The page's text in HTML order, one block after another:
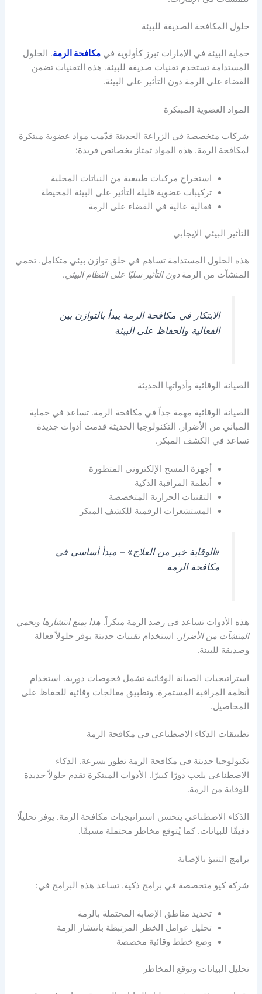
حلول المكافحة الصديقة للبيئة
حماية البيئة في الإمارات تبرز كأولوية فيمكافحة الرمة. الحلول
المستدامة تستخدم تقنيات صديقة للبيئة. هذه التقنيات تضمن
القضاء على الرمة دون التأثير على البيئة.
المواد العضوية المبتكرة
شركات متخصصة في الزراعة الحديثة قدّمت مواد عضوية مبتكرة
لمكافحة الرمة. هذه المواد تمتاز بخصائص فريدة:
استخراج مركبات طبيعية من النباتات المحلية
تركيبات عضوية قليلة التأثير على البيئة المحيطة
فعالية عالية في القضاء على الرمة
التأثير البيئي الإيجابي
هذه الحلول المستدامة تساهم في خلق توازن بيئي متكامل. تحمي
المنشآت من الرمةدون التأثير سلبًا على النظام البيئي.
الابتكار في مكافحة الرمة يبدأ بالتوازن بين
الفعالية والحفاظ على البيئة
الصيانة الوقائية وأدواتها الحديثة
الصيانة الوقائية مهمة جداً في مكافحة الرمة. تساعد في حماية
المباني من الأضرار. التكنولوجيا الحديثة قدمت أدوات جديدة
تساعد في الكشف المبكر.
أجهزة المسح الإلكتروني المتطورة
أنظمة المراقبة الذكية
التقنيات الحرارية المتخصصة
المستشعرات الرقمية للكشف المبكر
«الوقاية خير من العلاج» – مبدأ أساسي في
مكافحة الرمة
هذه الأدوات تساعد في رصد الرمة مبكراً.هذا يمنع انتشارها ويحمي
المنشآت من الأضرار . استخدام تقنيات حديثة يوفر حلولاً فعالة
وصديقة للبيئة.
استراتيجيات الصيانة الوقائية تشمل فحوصات دورية. استخدام
أنظمة المراقبة المستمرة. وتطبيق معالجات وقائية للحفاظ على
المحاصيل.
تطبيقات الذكاء الاصطناعي في مكافحة الرمة
تكنولوجيا حديثة في مكافحة الرمة تطور بسرعة. الذكاء
الاصطناعي يلعب دورًا كبيرًا. الأدوات المبتكرة تقدم حلولاً جديدة
للوقاية من الرمة.
الذكاء الاصطناعي يتحسن استراتيجيات مكافحة الرمة. يوفر تحليلًا
دقيقًا للبيانات. كما يُتوقع مخاطر محتملة مسبقًا.
برامج التنبؤ بالإصابة
شركة كيو متخصصة في برامج ذكية. تساعد هذه البرامج في:
تحديد مناطق الإصابة المحتملة بالرمة
تحليل عوامل الخطر المرتبطة بانتشار الرمة
وضع خطط وقائية مخصصة
تحليل البيانات وتوقع المخاطر